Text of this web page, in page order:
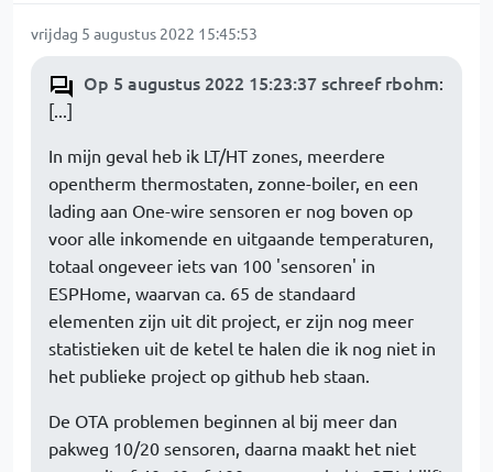
vrijdag 5 augustus 2022 15:45:53
Op 5 augustus 2022 15:23:37 schreef rbohm:
[...]
In mijn geval heb ik LT/HT zones, meerdere
opentherm thermostaten, zonne-boiler, en een
lading aan One-wire sensoren er nog boven op
voor alle inkomende en uitgaande temperaturen,
totaal ongeveer iets van 100 'sensoren' in
ESPHome, waarvan ca. 65 de standaard
elementen zijn uit dit project, er zijn nog meer
statistieken uit de ketel te halen die ik nog niet in
het publieke project op github heb staan.
De OTA problemen beginnen al bij meer dan
pakweg 10/20 sensoren, daarna maakt het niet